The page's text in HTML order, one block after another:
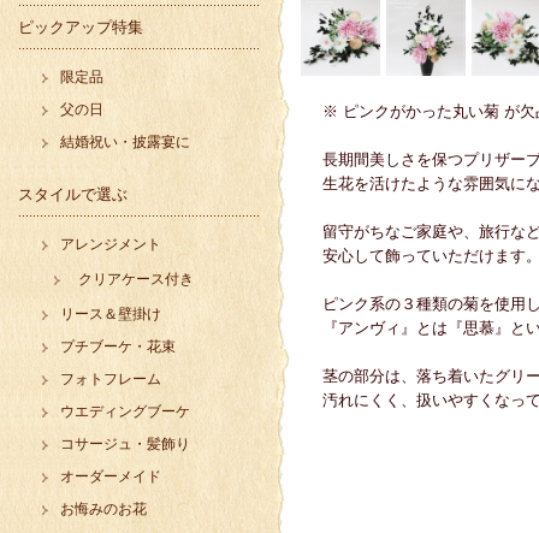
※ ピンクがかった丸い菊 が
長期間美しさを保つプリザー
生花を活けたような雰囲気に
留守がちなご家庭や、旅行な
安心して飾っていただけます
ピンク系の３種類の菊を使用
『アンヴィ』とは『思慕』と
茎の部分は、落ち着いたグリ
汚れにくく、扱いやすくなっ
ピックアップ特集
限定品
父の日
結婚祝い・披露宴に
スタイルで選ぶ
アレンジメント
クリアケース付き
リース＆壁掛け
プチブーケ・花束
フォトフレーム
ウエディングブーケ
コサージュ・髪飾り
オーダーメイド
お悔みのお花